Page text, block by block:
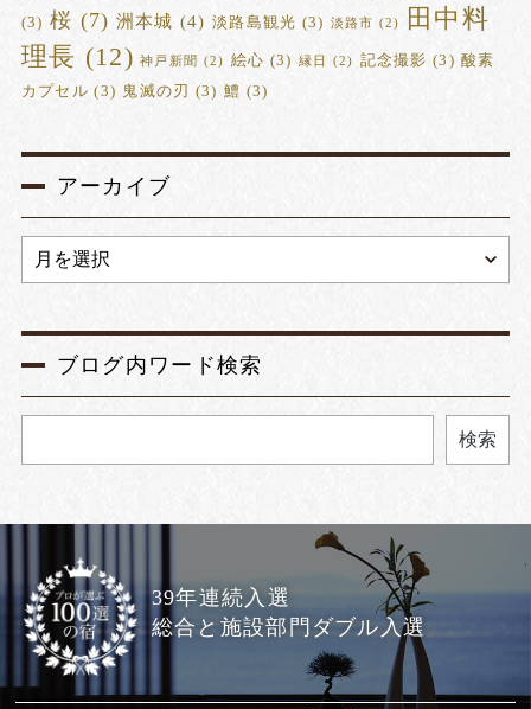
(3) 桜 (7) 洲本城 (4) 淡路島観光 (3) 淡路市 (2)
田中料
理長 (12) 神戸新聞 (2) 絵心 (3) 縁日 (2) 記念撮影 (3) 酸素
カプセル (3) 鬼滅の刃 (3) 鱧 (3)
アーカイブ
ブログ内ワード検索
検索
39年連続入選
総合と施設部門ダブル入選